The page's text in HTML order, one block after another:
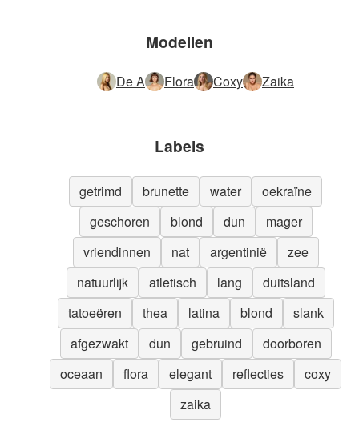
Modellen
De A Flora Coxy Zaika
Labels
getrimd brunette water
oekraïne
geschoren
blond dun
mager
vriendinnen
nat argentinië
zee
natuurlijk
atletisch lang
duitsland
tatoeëren
thea latina blond
slank
afgezwakt
dun gebruind
doorboren
oceaan
flora elegant reflecties
coxy
zaika